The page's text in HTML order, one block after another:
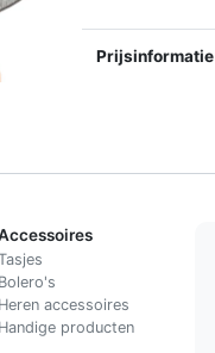
Prijsinformatie
Bolero's
Heren accessoires
Handige producten